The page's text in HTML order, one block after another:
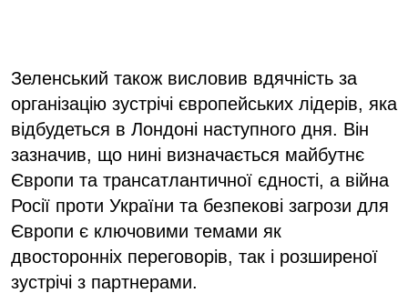
Зеленський також висловив вдячність за
організацію зустрічі європейських лідерів, яка
відбудеться в Лондоні наступного дня. Він
зазначив, що нині визначається майбутнє
Європи та трансатлантичної єдності, а війна
Росії проти України та безпекові загрози для
Європи є ключовими темами як
двосторонніх переговорів, так і розширеної
зустрічі з партнерами.